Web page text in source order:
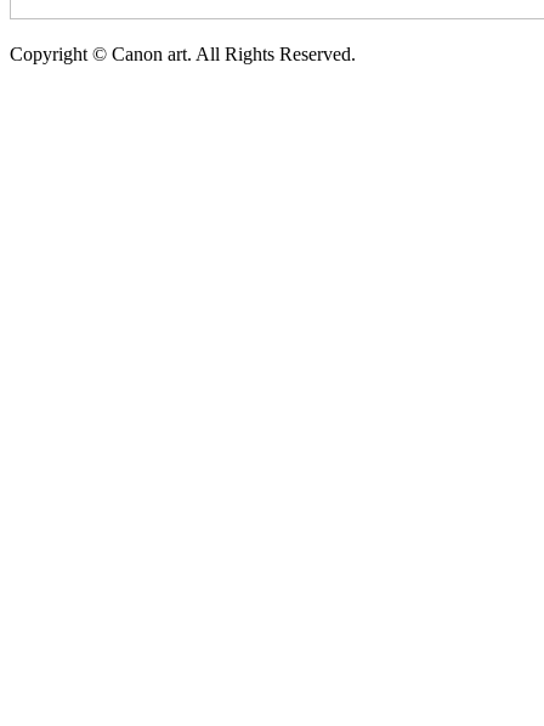
Copyright © Canon art. All Rights Reserved.